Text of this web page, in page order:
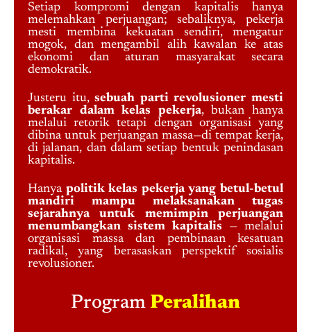
Setiap kompromi dengan kapitalis hanya
melemahkan perjuangan; sebaliknya, pekerja
mesti membina kekuatan sendiri, mengatur
mogok, dan mengambil alih kawalan ke atas
ekonomi dan aturan masyarakat secara
demokratik.
Justeru itu,sebuah parti revolusioner mesti
berakar dalam kelas pekerja, bukan hanya
melalui retorik tetapi dengan organisasi yang
dibina untuk perjuangan massa—di tempat kerja,
di jalanan, dan dalam setiap bentuk penindasan
kapitalis.
Hanya politik kelas pekerja yang betul-betul
mandiri mampu melaksanakan tugas
sejarahnya untuk memimpin perjuangan
menumbangkan sistem kapitalis — melalui
organisasi massa dan pembinaan kesatuan
radikal, yang berasaskan perspektif sosialis
revolusioner.
Program Peralihan